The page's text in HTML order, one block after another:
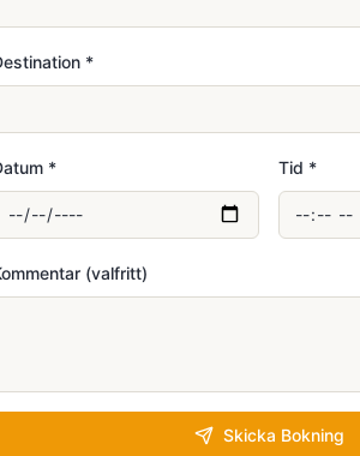
*
* Tid *
(valfritt)
Skicka Bokning